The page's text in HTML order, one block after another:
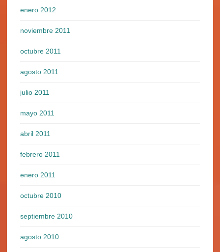
enero 2012
noviembre 2011
octubre 2011
agosto 2011
julio 2011
mayo 2011
abril 2011
febrero 2011
enero 2011
octubre 2010
septiembre 2010
agosto 2010